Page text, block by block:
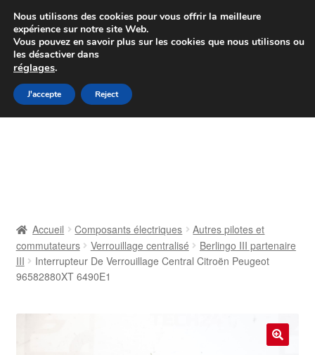
Colissimo livraison à partir de 7 EUR
Du lundi au vendredi de 9 h à 16 h
Aller
à
Aller
au
Contact
Accueil Composants électriques
Autres pilotes et
commutateurs
Verrouillage centralisé
Berlingo III partenaire
III
Interrupteur De Verrouillage Central Citroën Peugeot
96582880XT 6490E1
Nous utilisons des cookies pour vous offrir la meilleure
expérience sur notre site Web.
Vous pouvez en savoir plus sur les cookies que nous utilisons ou
les désactiver dans
réglages.
J'accepte Reject